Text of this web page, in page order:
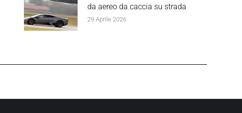
da aereo da caccia su strada
29 Aprile 2026